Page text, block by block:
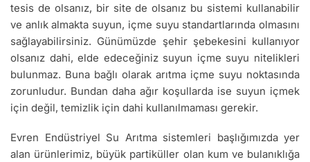
tesis de olsanız, bir site de olsanız bu sistemi kullanabilir
ve anlık almakta suyun, içme suyu standartlarında olmasını
sağlayabilirsiniz. Günümüzde şehir şebekesini kullanıyor
olsanız dahi, elde edeceğiniz suyun içme suyu nitelikleri
bulunmaz. Buna bağlı olarak arıtma içme suyu noktasında
zorunludur. Bundan daha ağır koşullarda ise suyun içmek
için değil, temizlik için dahi kullanılmaması gerekir.
Evren Endüstriyel Su Arıtma sistemleri başlığımızda yer
alan ürünlerimiz, büyük partiküller olan kum ve bulanıklığa